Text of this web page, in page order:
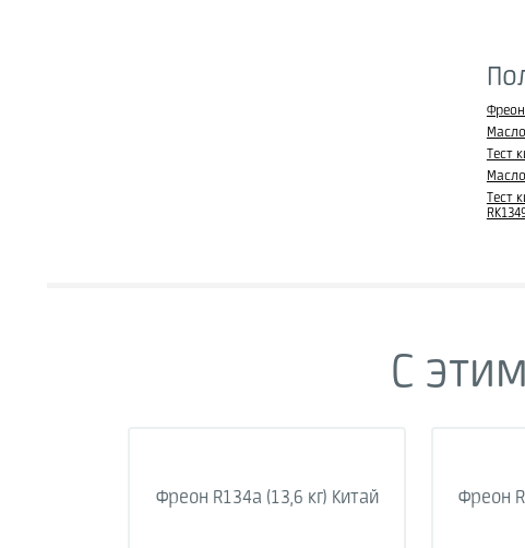
Фреон
Тест
Тест
С
Фреон R134a (13,6 кг) Китай Фреон